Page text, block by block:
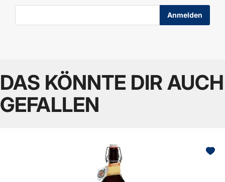
DAS KÖNNTE DIR AUCH
GEFALLEN